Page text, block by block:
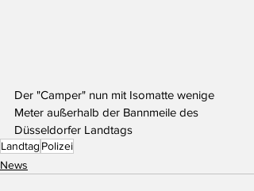
Der "Camper" nun mit Isomatte wenige
Meter außerhalb der Bannmeile des
Düsseldorfer Landtags
Landtag Polizei
News